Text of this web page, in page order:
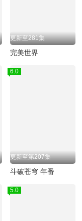
更新至281集
完美世界
6.0
更新至第207集
斗破苍穹 年番
5.0